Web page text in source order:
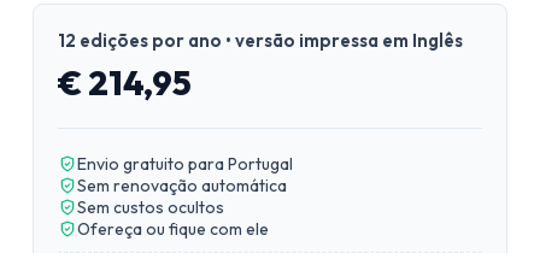
12 edições por ano • versão impressa em Inglês
€ 214,95
Envio gratuito para Portugal
Sem renovação automática
Sem custos ocultos
Ofereça ou fique com ele